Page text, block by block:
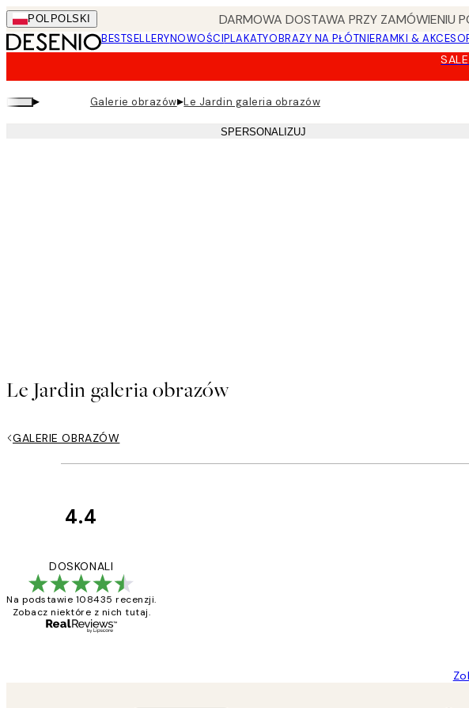
Skip
to
main
POL POLSKI DARMOWA DOSTAWA PRZY ZAMÓWIENIU
BESTSELLERYNOWOŚCIPLAKATYOBRAZY NA PŁÓTNIERAMKI &
▸ Galerie obrazów▸Le Jardin galeria obrazów
SPERSONALIZUJ
Le Jardin galeria obrazów
GALERIE OBRAZÓW
4.4
DOSKONALI
Na podstawie 108435 recenzji.
Zobacz niektóre z nich tutaj.